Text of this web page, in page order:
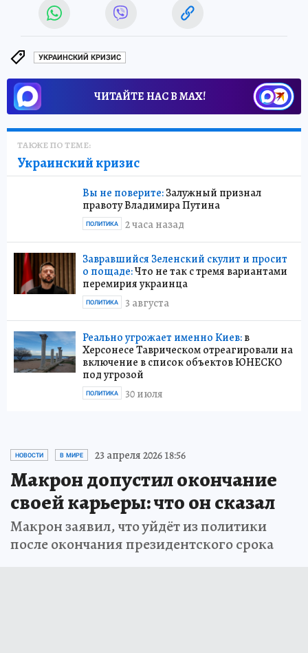
УКРАИНСКИЙ КРИЗИС
ЧИТАЙТЕ НАС В МАХ!
ТАКЖЕ ПО ТЕМЕ:
Украинский кризис
Вы не поверите:Залужный признал
правоту Владимира Путина
2 часа назад
ПОЛИТИКА
Завравшийся Зеленский скулит и просит
о пощаде:Что не так с тремя вариантами
перемирия украинца
3 августа
ПОЛИТИКА
Реально угрожает именно Киев:в
Херсонесе Таврическом отреагировали на
включение в список объектов ЮНЕСКО
под угрозой
30 июля
ПОЛИТИКА
НОВОСТИ В МИРЕ 23 апреля 2026 18:56
Макрон допустил окончание
своей карьеры: что он сказал
Макрон заявил, что уйдёт из политики
после окончания президентского срока